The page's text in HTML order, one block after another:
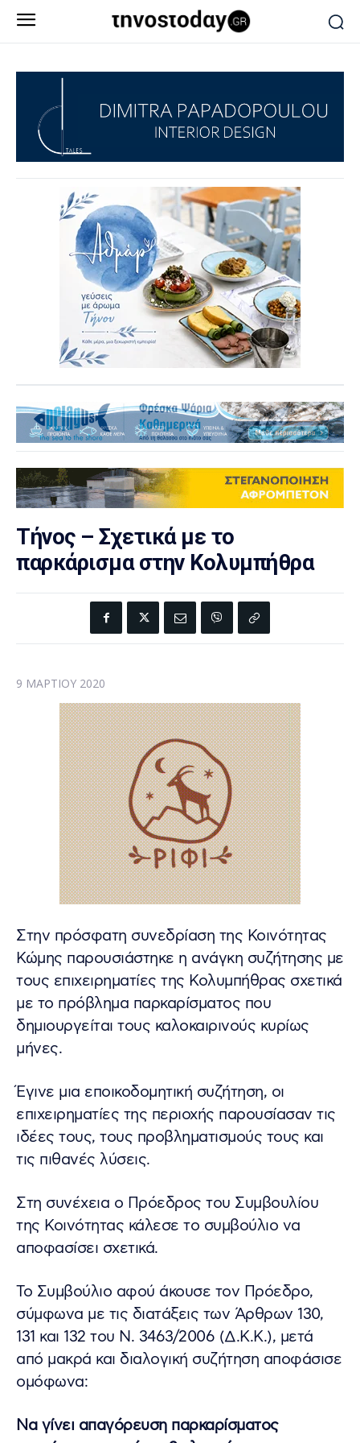
Τήνος – Σχετικά με το
παρκάρισμα στην Κολυμπήθρα
9 ΜΑΡΤΊΟΥ 2020
Στην πρόσφατη συνεδρίαση της Κοινότητας
Κώμης παρουσιάστηκε η ανάγκη συζήτησης µε
τους επιχειρηµατίες της Κολυµπήθρας σχετικά
µε το πρόβληµα παρκαρίσµατος που
δηµιουργείται τους καλοκαιρινούς κυρίως
µήνες.
Έγινε µια εποικοδοµητική συζήτηση, οι
επιχειρηµατίες της περιοχής παρουσίασαν τις
ιδέες τους, τους προβληµατισµούς τους και
τις πιθανές λύσεις.
Στη συνέχεια ο Πρόεδρος του Συµβουλίου
της Κοινότητας κάλεσε το συµβούλιο να
αποφασίσει σχετικά.
Το Συµβούλιο αφού άκουσε τον Πρόεδρο,
σύµφωνα µε τις διατάξεις των Άρθρων 130,
131 και 132 του Ν. 3463/2006 (∆.Κ.Κ.), µετά
από µακρά και διαλογική συζήτηση αποφάσισε
ομόφωνα:
Να γίνει απαγόρευση παρκαρίσµατος